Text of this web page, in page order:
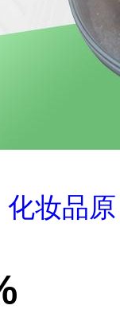
化妆品原